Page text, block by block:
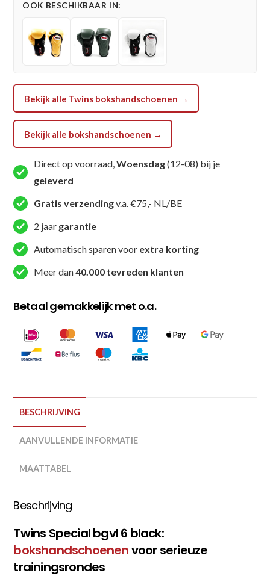
Zwart
(BGVL
BLACK)
OOK BESCHIKBAAR IN:
Bekijk alle Twins bokshandschoenen →
Bekijk alle bokshandschoenen →
Direct op voorraad,Woensdag(12-08) bij je
geleverd
Gratis verzendingv.a. €75,- NL/BE
2 jaar garantie
Automatisch sparen voor extra korting
Meer dan40.000 tevreden klanten
Betaal gemakkelijk met o.a.
BESCHRIJVING
AANVULLENDE INFORMATIE
MAATTABEL
Beschrijving
Twins Special bgvl 6 black:
bokshandschoenenvoor serieuze
trainingsrondes